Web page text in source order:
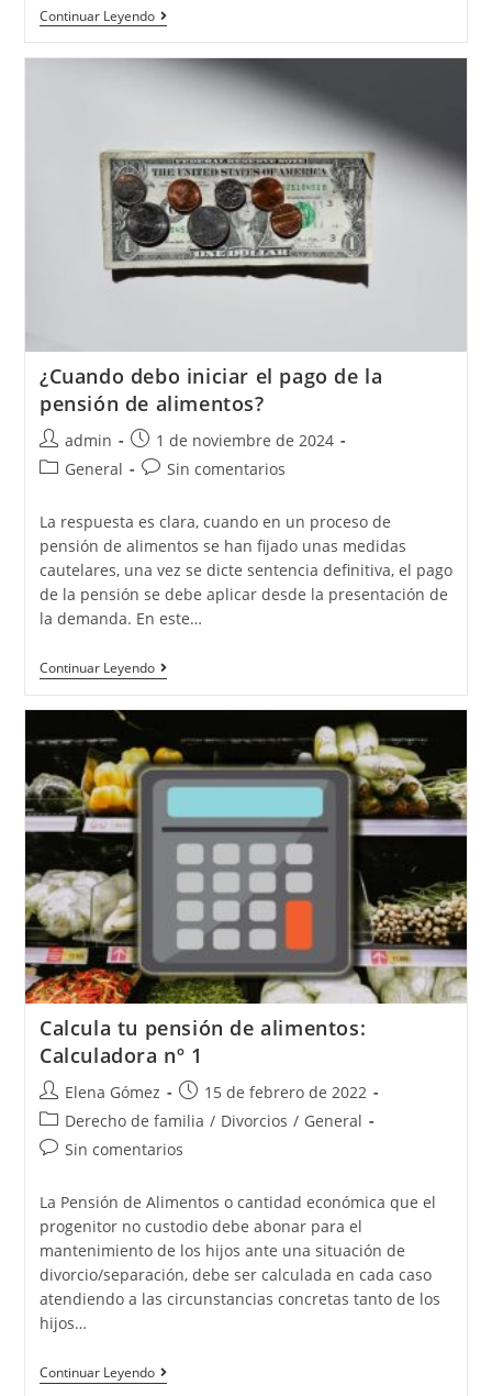
Continuar Leyendo
¿Cuando debo iniciar el pago de la
pensión de alimentos?
admin
1 de noviembre de 2024
General
Sin comentarios
La respuesta es clara, cuando en un proceso de
pensión de alimentos se han fijado unas medidas
cautelares, una vez se dicte sentencia definitiva, el pago
de la pensión se debe aplicar desde la presentación de
la demanda. En este…
Continuar Leyendo
Calcula tu pensión de alimentos:
Calculadora nº 1
Elena Gómez
15 de febrero de 2022
Derecho de familia / Divorcios / General
Sin comentarios
La Pensión de Alimentos o cantidad económica que el
progenitor no custodio debe abonar para el
mantenimiento de los hijos ante una situación de
divorcio/separación, debe ser calculada en cada caso
atendiendo a las circunstancias concretas tanto de los
hijos…
Continuar Leyendo